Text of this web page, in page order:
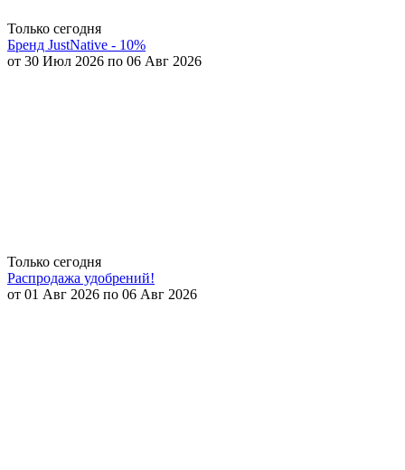
Только сегодня
Бренд JustNative - 10%
от 30 Июл 2026 по 06 Авг 2026
Только сегодня
Распродажа удобрений!
от 01 Авг 2026 по 06 Авг 2026